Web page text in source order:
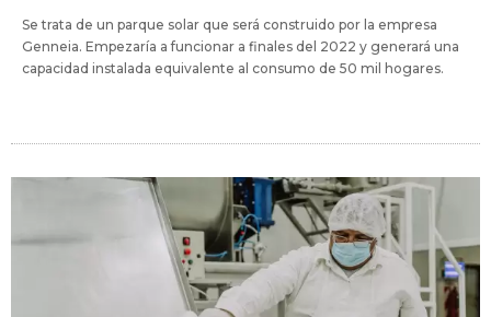
Se trata de un parque solar que será construido por la empresa
Genneia. Empezaría a funcionar a finales del 2022 y generará una
capacidad instalada equivalente al consumo de 50 mil hogares.